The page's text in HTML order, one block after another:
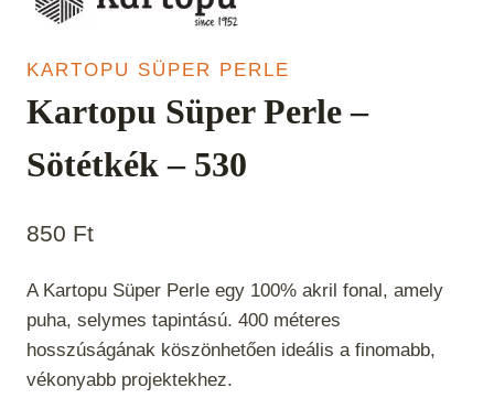
KARTOPU SÜPER PERLE
Kartopu Süper Perle –
Sötétkék – 530
850 Ft
A Kartopu Süper Perle egy 100% akril fonal, amely
puha, selymes tapintású. 400 méteres
hosszúságának köszönhetően ideális a finomabb,
vékonyabb projektekhez.